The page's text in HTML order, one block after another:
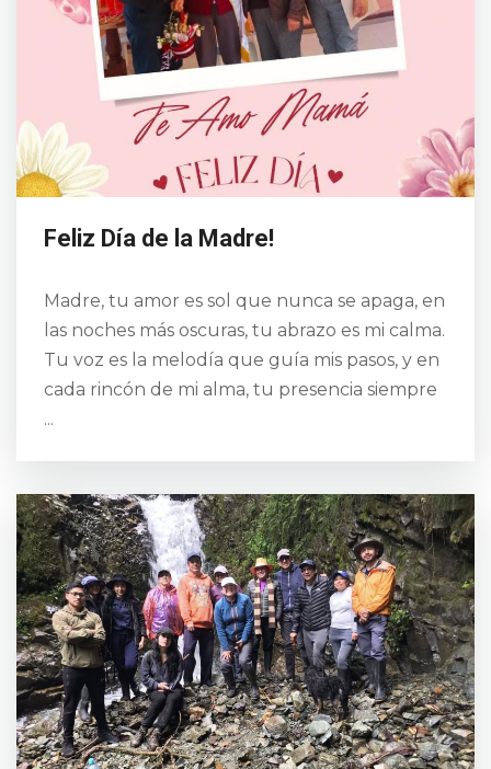
Feliz Día de la Madre!
Madre, tu amor es sol que nunca se apaga, en
las noches más oscuras, tu abrazo es mi calma.
Tu voz es la melodía que guía mis pasos, y en
cada rincón de mi alma, tu presencia siempre
...